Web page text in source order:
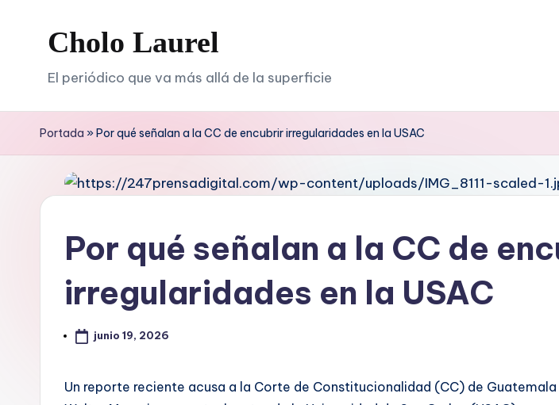
contenido
Cholo Laurel
El periódico que va más allá de la superficie
Portada »Por qué señalan a la CC de encubrir irregularidades en la USAC
Por qué señalan a la CC de
irregularidades en la USAC
junio 19, 2026
Un reporte reciente acusa a la Corte de Constitucionalidad (CC) de